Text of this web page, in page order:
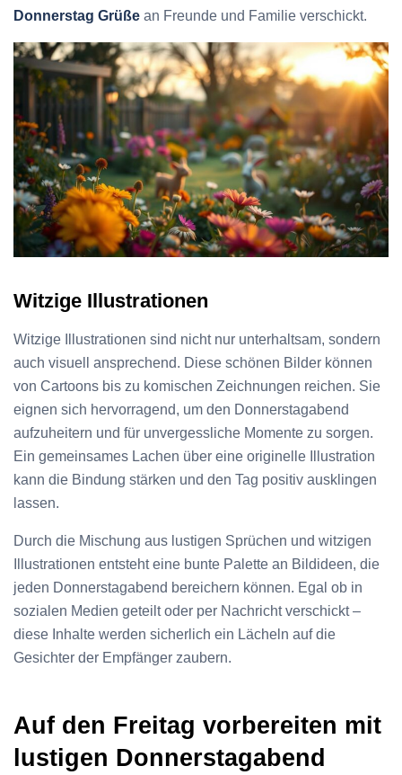
Donnerstag Grüße an Freunde und Familie verschickt.
Witzige Illustrationen
Witzige Illustrationen sind nicht nur unterhaltsam, sondern
auch visuell ansprechend. Diese schönen Bilder können
von Cartoons bis zu komischen Zeichnungen reichen. Sie
eignen sich hervorragend, um den Donnerstagabend
aufzuheitern und für unvergessliche Momente zu sorgen.
Ein gemeinsames Lachen über eine originelle Illustration
kann die Bindung stärken und den Tag positiv ausklingen
lassen.
Durch die Mischung aus lustigen Sprüchen und witzigen
Illustrationen entsteht eine bunte Palette an Bildideen, die
jeden Donnerstagabend bereichern können. Egal ob in
sozialen Medien geteilt oder per Nachricht verschickt –
diese Inhalte werden sicherlich ein Lächeln auf die
Gesichter der Empfänger zaubern.
Auf den Freitag vorbereiten mit
lustigen Donnerstagabend